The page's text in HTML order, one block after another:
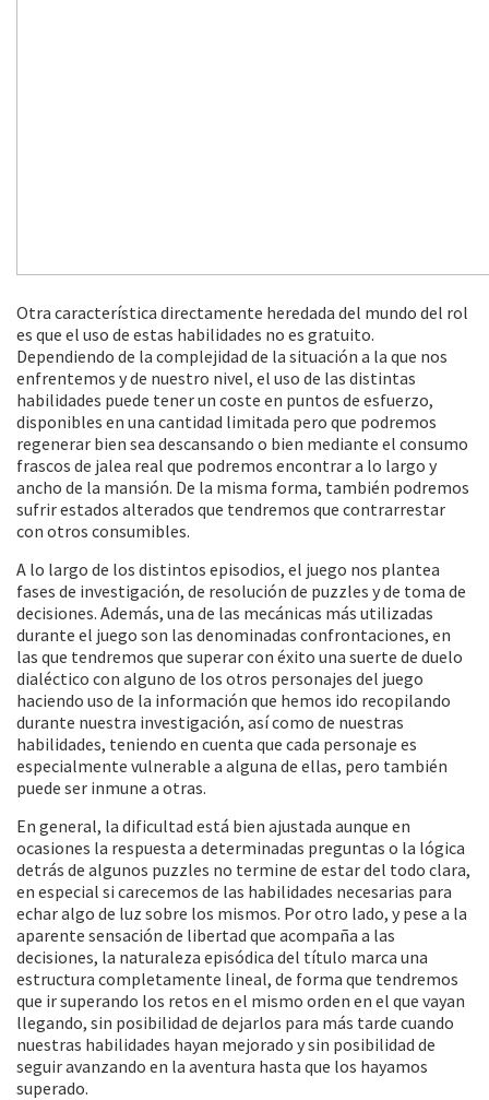
Otra característica directamente heredada del mundo del rol
es que el uso de estas habilidades no es gratuito.
Dependiendo de la complejidad de la situación a la que nos
enfrentemos y de nuestro nivel, el uso de las distintas
habilidades puede tener un coste en puntos de esfuerzo,
disponibles en una cantidad limitada pero que podremos
regenerar bien sea descansando o bien mediante el consumo
frascos de jalea real que podremos encontrar a lo largo y
ancho de la mansión. De la misma forma, también podremos
sufrir estados alterados que tendremos que contrarrestar
con otros consumibles.
A lo largo de los distintos episodios, el juego nos plantea
fases de investigación, de resolución de puzzles y de toma de
decisiones. Además, una de las mecánicas más utilizadas
durante el juego son las denominadas confrontaciones, en
las que tendremos que superar con éxito una suerte de duelo
dialéctico con alguno de los otros personajes del juego
haciendo uso de la información que hemos ido recopilando
durante nuestra investigación, así como de nuestras
habilidades, teniendo en cuenta que cada personaje es
especialmente vulnerable a alguna de ellas, pero también
puede ser inmune a otras.
En general, la dificultad está bien ajustada aunque en
ocasiones la respuesta a determinadas preguntas o la lógica
detrás de algunos puzzles no termine de estar del todo clara,
en especial si carecemos de las habilidades necesarias para
echar algo de luz sobre los mismos. Por otro lado, y pese a la
aparente sensación de libertad que acompaña a las
decisiones, la naturaleza episódica del título marca una
estructura completamente lineal, de forma que tendremos
que ir superando los retos en el mismo orden en el que vayan
llegando, sin posibilidad de dejarlos para más tarde cuando
nuestras habilidades hayan mejorado y sin posibilidad de
seguir avanzando en la aventura hasta que los hayamos
superado.